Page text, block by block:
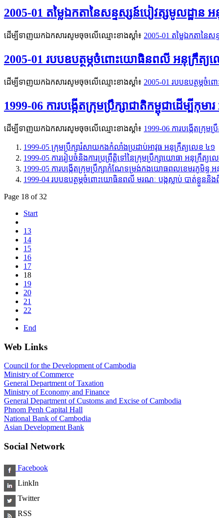
2005-01 តម្លៃឯកតានៃសន្ទស្សន៍បៀវត្សមូលដ្ឋាន
ដើម្បីទាញយកឯកសារសូមចុចលើឈ្មោះខាងស្តាំ៖ 2005-01 តម្លៃឯកតានៃ
2005-01 របបឧបត្ថម្ភចំពោះយោធិនពលី អនុក្រឹត្យ
ដើម្បីទាញយកឯកសារសូមចុចលើឈ្មោះខាងស្តាំ៖ 2005-01 របបឧបត្ថម្ភ
1999-06 ការបង្កើតក្រុមប្រឹក្សាជាតិកម្ពុជាដើម្បីកុម
ដើម្បីទាញយកឯកសារសូមចុចលើឈ្មោះខាងស្តាំ៖ 1999-06 ការបង្កើតក្រុម
1999-05 ក្រុមប្រឹក្សារំសាយកងកំលាំងប្រដាប់អាវុធ អនុក្រឹត្យលេខ ៤១
1999-05 ការរៀបចំនិងការប្រព្រឹត្តិទៅនៃក្រុមប្រឹក្សាយោធា អនុក្រឹត្យ
1999-05 ការបង្កើតក្រុមប្រឹក្សាកំណែទម្រង់កងយោធពលខេមរភូមិន្ទ
1999-04 របបឧបត្ថម្ភចំពោះយោធិនពលី មរណៈ បង្កស្លាប់ បាត់ខ្លួននិ
Page 18 of 32
Start
13
14
15
16
17
18
19
20
21
22
End
Web Links
Council for the Development of Cambodia
Ministry of Commerce
General Department of Taxation
Ministry of Economy and Finance
General Department of Customs and Excise of Cambodia
Phnom Penh Capital Hall
National Bank of Cambodia
Asian Development Bank
Social Network
Facebook
LinkIn
Twitter
RSS